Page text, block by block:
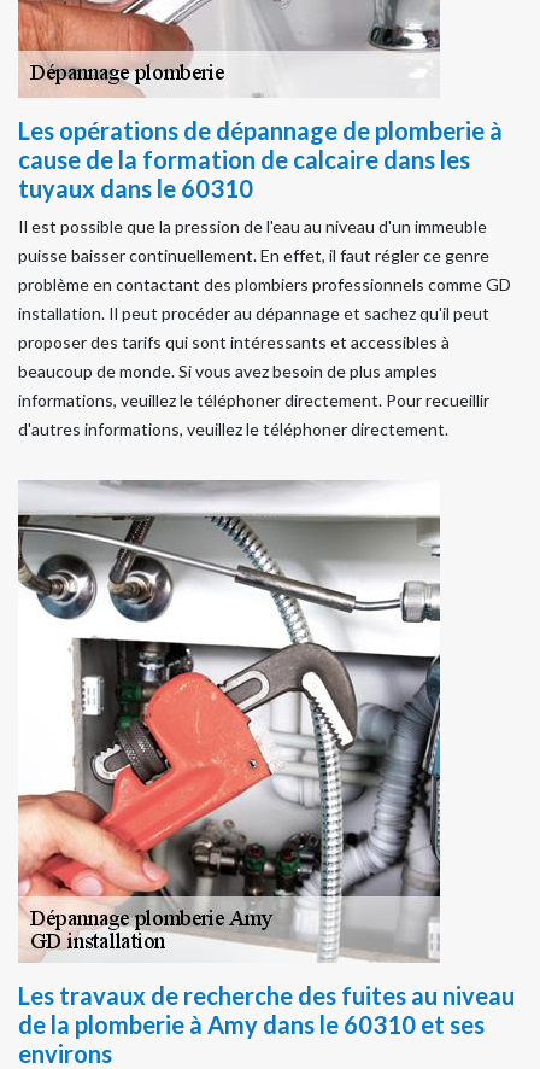
Les opérations de dépannage de plomberie à
cause de la formation de calcaire dans les
tuyaux dans le 60310
Il est possible que la pression de l'eau au niveau d'un immeuble
puisse baisser continuellement. En effet, il faut régler ce genre
problème en contactant des plombiers professionnels comme GD
installation. Il peut procéder au dépannage et sachez qu'il peut
proposer des tarifs qui sont intéressants et accessibles à
beaucoup de monde. Si vous avez besoin de plus amples
informations, veuillez le téléphoner directement. Pour recueillir
d'autres informations, veuillez le téléphoner directement.
Les travaux de recherche des fuites au niveau
de la plomberie à Amy dans le 60310 et ses
environs